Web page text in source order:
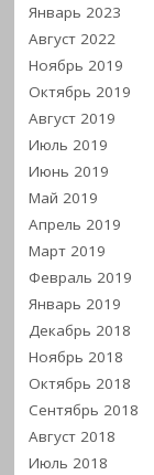
Январь 2023
Август 2022
Ноябрь 2019
Октябрь 2019
Август 2019
Июль 2019
Июнь 2019
Май 2019
Апрель 2019
Март 2019
Февраль 2019
Январь 2019
Декабрь 2018
Ноябрь 2018
Октябрь 2018
Сентябрь 2018
Август 2018
Июль 2018